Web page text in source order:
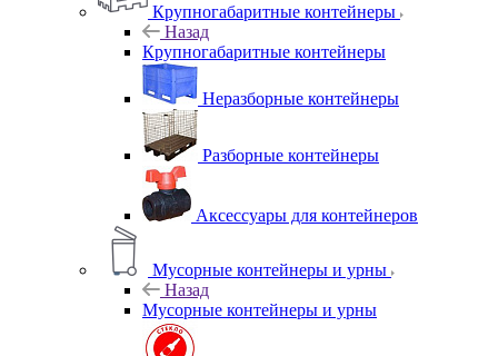
Крупногабаритные контейнеры
Назад
Крупногабаритные контейнеры
Неразборные контейнеры
Разборные контейнеры
Аксессуары для контейнеров
Мусорные контейнеры и урны
Назад
Мусорные контейнеры и урны